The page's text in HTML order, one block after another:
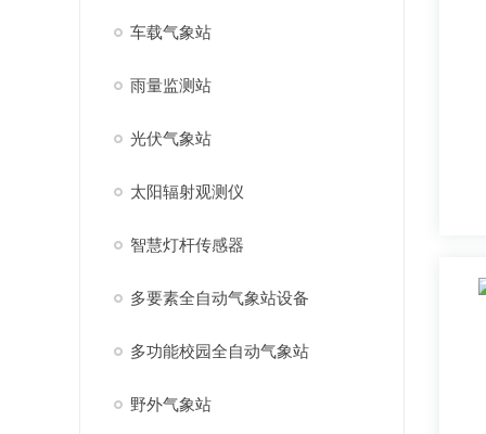
车载气象站
雨量监测站
光伏气象站
太阳辐射观测仪
智慧灯杆传感器
多要素全自动气象站设备
多功能校园全自动气象站
野外气象站